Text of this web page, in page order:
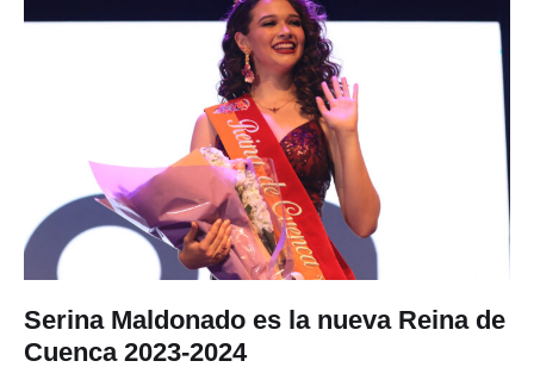
Serina Maldonado es la nueva Reina de
Cuenca 2023-2024